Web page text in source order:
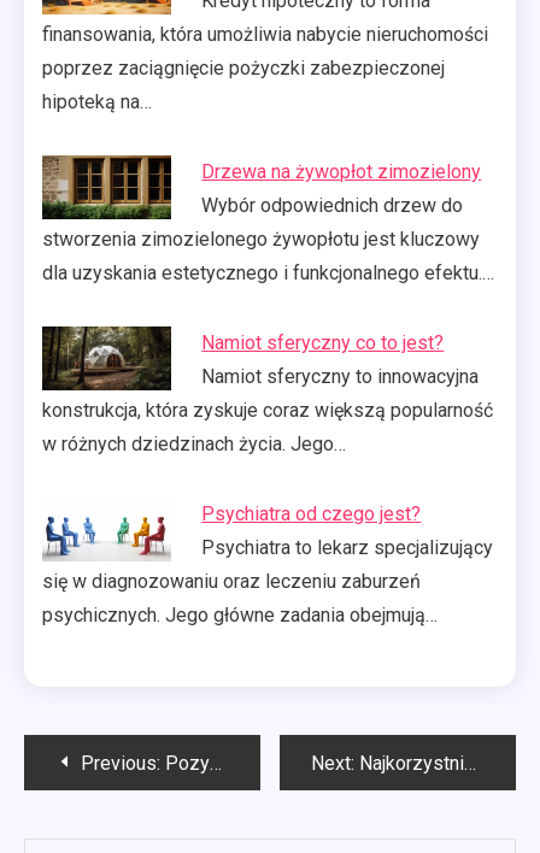
finansowania, która umożliwia nabycie nieruchomości
poprzez zaciągnięcie pożyczki zabezpieczonej
hipoteką na…
Drzewa na żywopłot zimozielony
Wybór odpowiednich drzew do
stworzenia zimozielonego żywopłotu jest kluczowy
dla uzyskania estetycznego i funkcjonalnego efektu.…
Namiot sferyczny co to jest?
Namiot sferyczny to innowacyjna
konstrukcja, która zyskuje coraz większą popularność
w różnych dziedzinach życia. Jego…
Psychiatra od czego jest?
Psychiatra to lekarz specjalizujący
się w diagnozowaniu oraz leczeniu zaburzeń
psychicznych. Jego główne zadania obejmują…
Nawigacja
Previous: Pozycjonowanie www Szczecin Next: Najkorzystniejszy kredyt hipoteczny